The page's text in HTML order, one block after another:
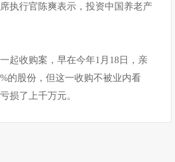
执行官陈爽表示，投资中国养老产
起收购案，早在今年1月18日，亲
的股份，但这一收购不被业内看
损了上千万元。